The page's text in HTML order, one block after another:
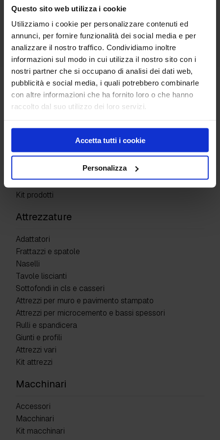
Questo sito web utilizza i cookie
Utilizziamo i cookie per personalizzare contenuti ed
annunci, per fornire funzionalità dei social media e per
analizzare il nostro traffico. Condividiamo inoltre
informazioni sul modo in cui utilizza il nostro sito con i
nostri partner che si occupano di analisi dei dati web,
pubblicità e social media, i quali potrebbero combinarle
con altre informazioni che ha fornito loro o che hanno
raccolto dal suo utilizzo dei loro servizi.
Accetta tutti i cookie
Personalizza
Banner in pvc
Prodotti
Giunti di costruzione
Superfici Decorative
Detergenti e altro
Kit prodotti
Attrezzature
Adattatori
Frattazzi e spatole
Naselli
Tavole liscianti
Sottofondi in cls e casseri
Attrezzi per muro e pavimento stampato
Attrezzi per microcemento e bassi spessori
Rulli e spandicera
Giunti e profili
Attrezzi vari
Kit attrezzi
Macchinari
Accessori
Macchinari
Kit macchinari
Portablocco